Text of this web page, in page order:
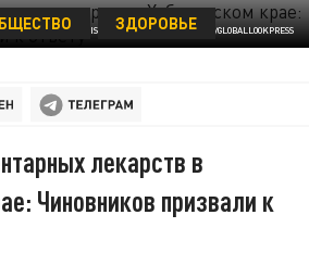
ФОТО: © VICTOR LISITSYN, ВИКТОР ЛИСИЦЫН/GLOBALLOOKPRESS
ЗДОРОВЬЕ
лекарств в
Чиновников призвали к